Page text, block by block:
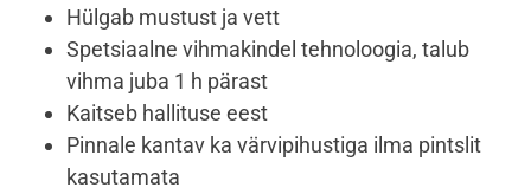
Hülgab mustust ja vett
Spetsiaalne vihmakindel tehnoloogia, talub
vihma juba 1 h pärast
Kaitseb hallituse eest
Pinnale kantav ka värvipihustiga ilma pintslit
kasutamata